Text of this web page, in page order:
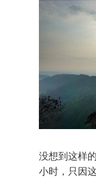
没想到这样
小时，只因